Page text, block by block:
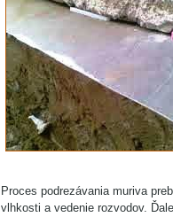
Proces podrezávania muriva
vlhkosti a vedenie rozvodov.